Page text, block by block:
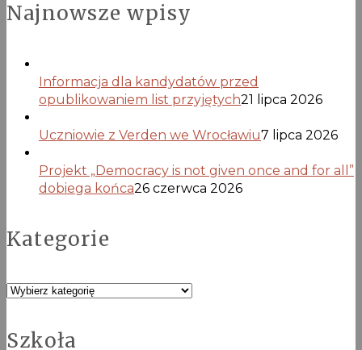
Najnowsze wpisy
Informacja dla kandydatów przed
opublikowaniem list przyjętych21 lipca 2026
Uczniowie z Verden we Wrocławiu7 lipca 2026
Projekt „Democracy is not given once and for all”
dobiega końca26 czerwca 2026
Kategorie
Kategorie
Szkoła